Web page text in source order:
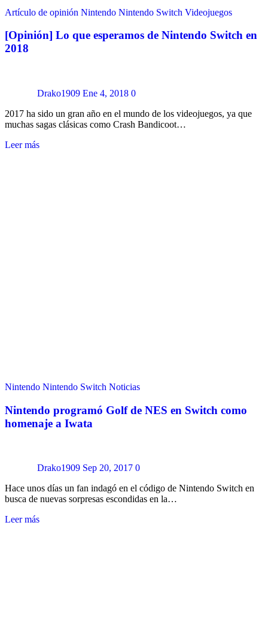
Artículo de opinión Nintendo Nintendo Switch Videojuegos
[Opinión] Lo que esperamos de Nintendo Switch en
2018
Drako1909 Ene 4, 2018 0
2017 ha sido un gran año en el mundo de los videojuegos, ya que
muchas sagas clásicas como Crash Bandicoot…
Leer más
Nintendo Nintendo Switch Noticias
Nintendo programó Golf de NES en Switch como
homenaje a Iwata
Drako1909 Sep 20, 2017 0
Hace unos días un fan indagó en el código de Nintendo Switch en
busca de nuevas sorpresas escondidas en la…
Leer más